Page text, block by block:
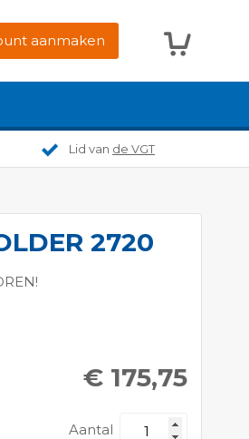
aanmaken
Lid van de VGT
2720
€ 175,75
Aantal